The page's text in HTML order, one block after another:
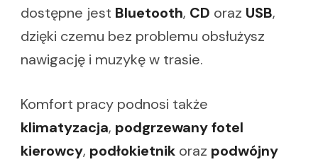
dostępne jest Bluetooth, CD oraz USB,
dzięki czemu bez problemu obsłużysz
nawigację i muzykę w trasie.
Komfort pracy podnosi także
klimatyzacja, podgrzewany fotel
kierowcy, podłokietnik oraz podwójny